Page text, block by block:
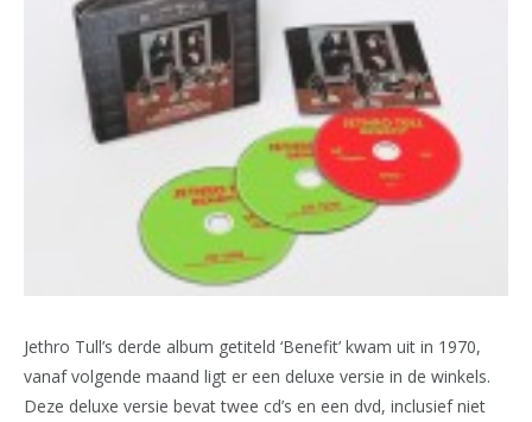
Jethro Tull’s derde album getiteld ‘Benefit’ kwam uit in 1970,
vanaf volgende maand ligt er een deluxe versie in de winkels.
Deze deluxe versie bevat twee cd’s en een dvd, inclusief niet